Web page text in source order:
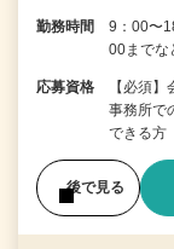
勤務時間
9：00〜
00まで
応募資格
【必須
事務所で
できる方
後で見る